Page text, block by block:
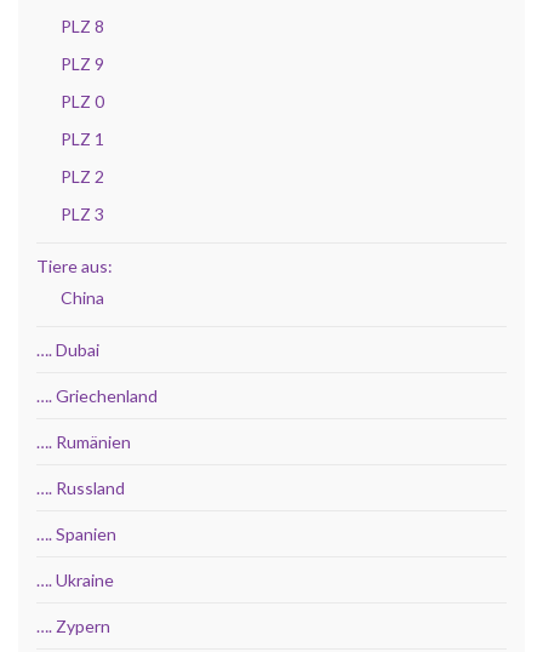
PLZ 8
PLZ 9
PLZ 0
PLZ 1
PLZ 2
PLZ 3
Tiere aus:
China
…. Dubai
…. Griechenland
…. Rumänien
…. Russland
…. Spanien
…. Ukraine
…. Zypern